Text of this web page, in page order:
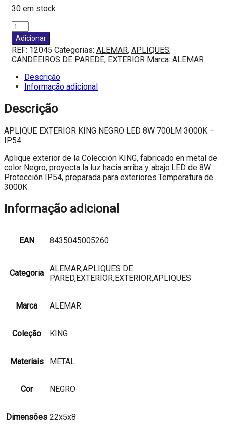
30 em stock
Quantidade
de
APLIQUE
EXTERIOR
KING
NEGRO
LED
3000K
IP54
Adicionar
REF: 12045 Categorias: ALEMAR, APLIQUES,
CANDEEIROS DE PAREDE, EXTERIOR Marca: ALEMAR
Descrição
Informação adicional
Descrição
APLIQUE EXTERIOR KING NEGRO LED 8W 700LM 3000K –
IP54
Aplique exterior de la Colección KING, fabricado en metal de
color Negro, proyecta la luz hacia arriba y abajo.LED de 8W
Protección IP54, preparada para exteriores.Temperatura de
3000K
Informação adicional
EAN 8435045005260
Categoria
ALEMAR,APLIQUES DE
PARED,EXTERIOR,EXTERIOR,APLIQUES
Marca ALEMAR
Coleção KING
Materiais METAL
Cor NEGRO
Dimensões 22x5x8